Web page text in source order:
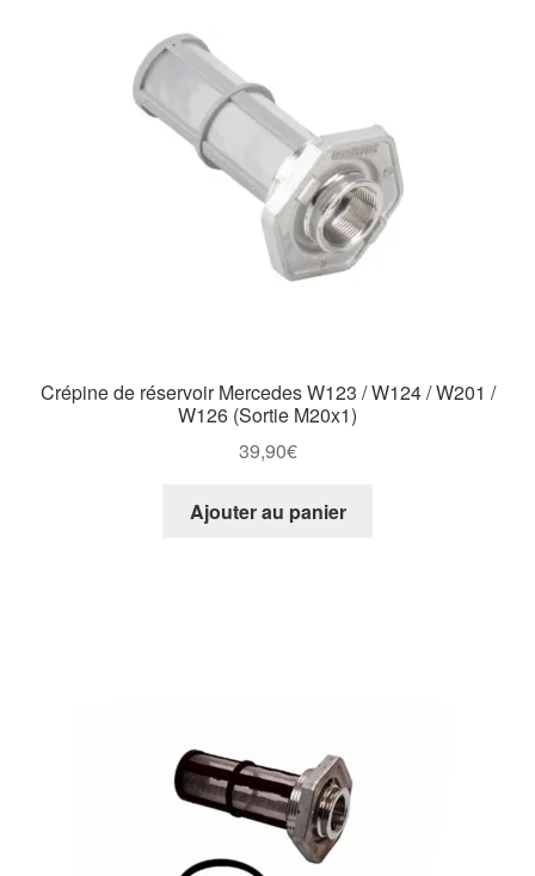
Crépine de réservoir Mercedes W123 / W124 / W201 /
W126 (Sortie M20x1)
39,90€
Ajouter au panier